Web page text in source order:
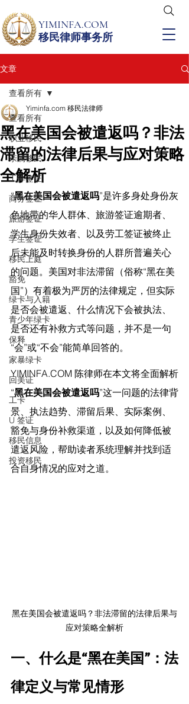
YIMINFA.COM
移民律师事务所
文章
查看所有
职业移民
亲属移民
工作签证
商务签证
旅游签证
学生签证
移民上庭
豁免
绿卡与入籍
青少年绿卡
保释
家暴绿卡
回美证
工卡
U 签证
移民信息
投资移民
查看所有
黑在美国会被遣返吗？非法
滞留的法律后果与应对策略
全解析
Yiminfa.com 移民法律师
“黑在美国会被遣返吗”是许多身处身份灰
色地带的华人群体、旅游签证逾期者、
学生身份失效者、以及劳工签证被终止
后未能及时转换身份的人群所普遍关心
的问题。美国对非法滞留（俗称“黑在美
国”）有着极为严厉的法律规定，但实际
是否会被遣返、什么情况下会被执法、
是否还有补救方式等问题，并不是一句
“会”或“不会”能简单回答的。
YIMINFA.COM 陈律师在本文将全面解析
“黑在美国会被遣返吗”这一问题的法律背
景、执法趋势、滞留后果、实际案例、
豁免与身份补救渠道，以及如何降低被
遣返风险，帮助读者系统理解并找到适
合自身情况的应对之道。
黑在美国会被遣返吗？非法滞留的法律后果与
应对策略全解析
一、什么是“黑在美国”：法
律定义与常见情形